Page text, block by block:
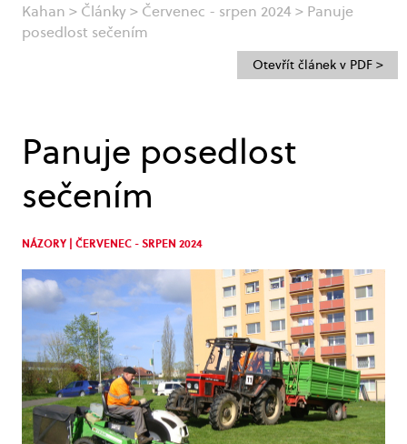
Kahan > Články> Červenec - srpen 2024 > Panuje
posedlost sečením
Panuje posedlost
sečením
NÁZORY | ČERVENEC - SRPEN 2024
Otevřít článek v PDF >